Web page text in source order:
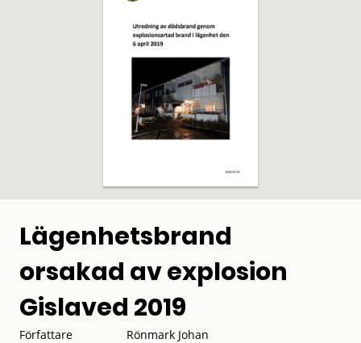
Lägenhetsbrand
orsakad av explosion
Gislaved 2019
Författare
Rönmark Johan